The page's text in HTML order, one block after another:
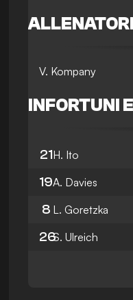
V. Kompany
INFORTUNI
21H. Ito
19A. Davies
8 L. Goretzka
26S. Ulreich